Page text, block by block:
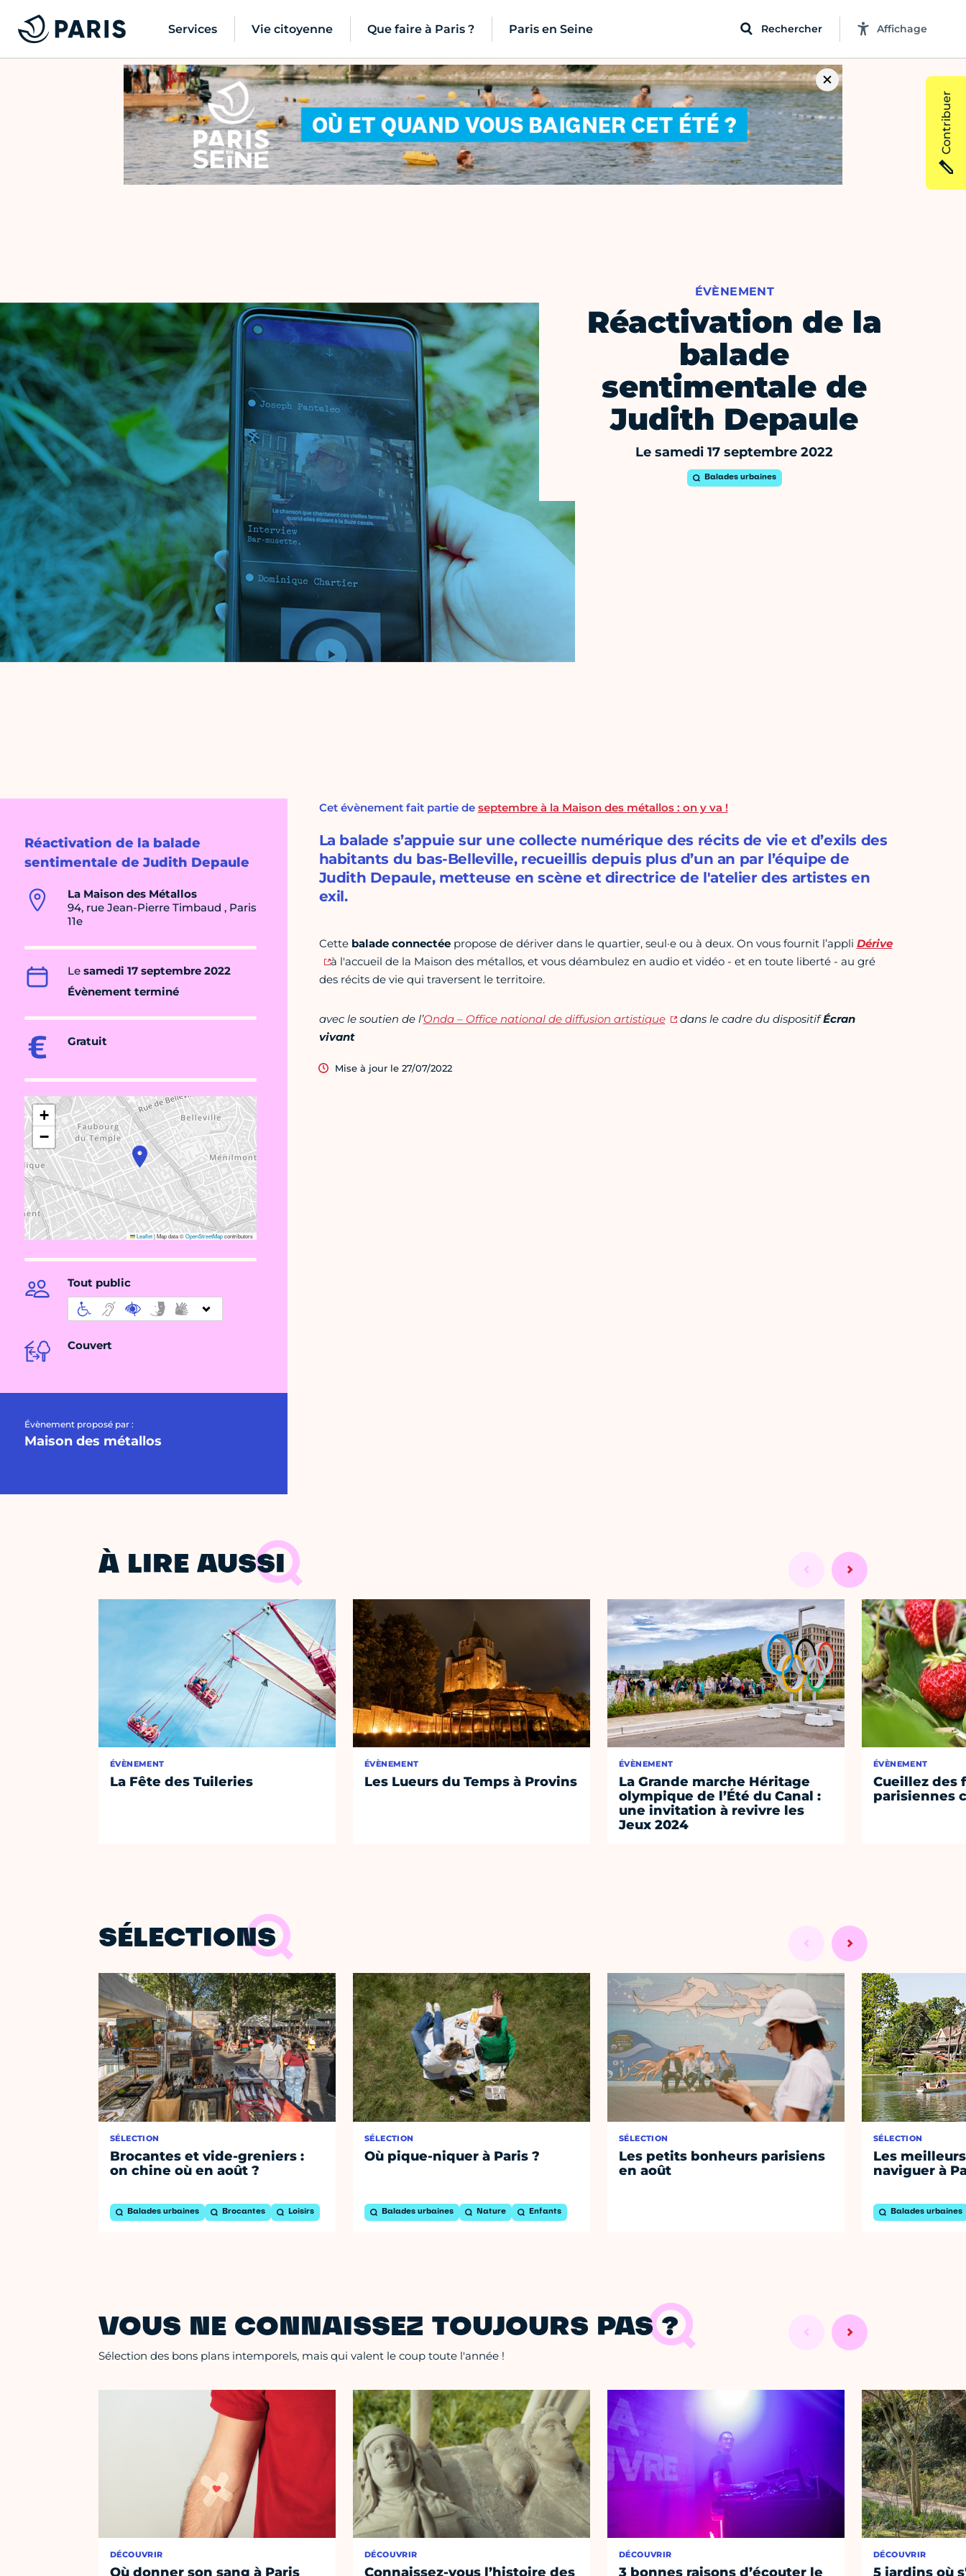
Services Vie citoyenne Que faire à Paris ? Paris en Seine Rechercher Affichage
ÉVÈNEMENT
Réactivation de la
balade
sentimentale de
Judith Depaule
Le samedi 17 septembre 2022
Balades urbaines
Réactivation de la balade
sentimentale de Judith Depaule
La Maison des Métallos
94, rue Jean-Pierre Timbaud , Paris
11e
Le samedi 17 septembre 2022
Évènement terminé
Gratuit
+
−
Leaflet|Map data ©OpenStreetMapcontributors
Tout public
Couvert
Évènement proposé par :
Maison des métallos
Cet évènement fait partie de septembre à la Maison des métallos : on y va !
La balade s’appuie sur une collecte numérique des récits de vie et d’exils des
habitants du bas-Belleville, recueillis depuis plus d’un an par l’équipe de
Judith Depaule, metteuse en scène et directrice de l'atelier des artistes en
exil.
Cette balade connectéepropose de dériver dans le quartier, seul·e ou à deux. On vous fournit l’appli Dérive
à l'accueil de la Maison des métallos, et vous déambulez en audio et vidéo - et en toute liberté - au gré
des récits de vie qui traversent le territoire.
avec le soutien de l’Onda – Office national de diffusion artistique dans le cadre du dispositifÉcran
vivant
Mise à jour le 27/07/2022
À LIRE AUSSI
ÉVÈNEMENT
La Fête des Tuileries
ÉVÈNEMENT
Les Lueurs du Temps à Provins
ÉVÈNEMENT
La Grande marche Héritage
olympique de l’Été du Canal :
une invitation à revivre les
Jeux 2024
ÉVÈNEMENT
Cueillez des
parisiennes
SÉLECTIONS
SÉLECTION
Brocantes et vide-greniers :
on chine où en août ?
Balades urbaines Brocantes Loisirs
SÉLECTION
Où pique-niquer à Paris ?
Balades urbaines Nature Enfants
SÉLECTION
Les petits bonheurs parisiens
en août
SÉLECTION
Les
naviguer à
Balades urbaines
VOUS NE CONNAISSEZ TOUJOURS PAS ?
Sélection des bons plans intemporels, mais qui valent le coup toute l'année !
DÉCOUVRIR
Où donner son sang à Paris
DÉCOUVRIR
Connaissez-vous l’histoire des
DÉCOUVRIR
3 bonnes raisons d’écouter le
DÉCOUVRIR
5 jardins où
Contribuer